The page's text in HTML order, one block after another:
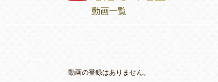
動画一覧
動画の登録はありません。